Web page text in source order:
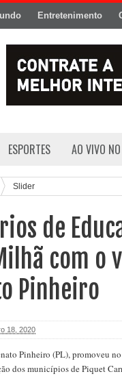
Entretenimento
ESPORTES AO VIVO
Slider
de
com o
Pinheiro
18, 2020
Pinheiro (PL), promoveu
dos municípios de Piquet